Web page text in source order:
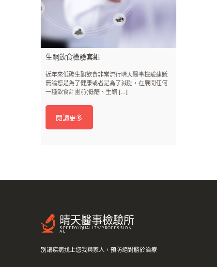
生酮飲食檢驗套組
近年來低碳生酮飲食非常流行晴天醫事檢驗建議
無論您是為了健康或者是為了減脂，在展開任何
一種飲食計畫前(低醣、生酮 […]
閱讀更多
晴天醫事檢驗所
SPEEDY/QUALITY/PROFESSION
AL
別讓疾病找上您我與家人，預防絕對勝於治療